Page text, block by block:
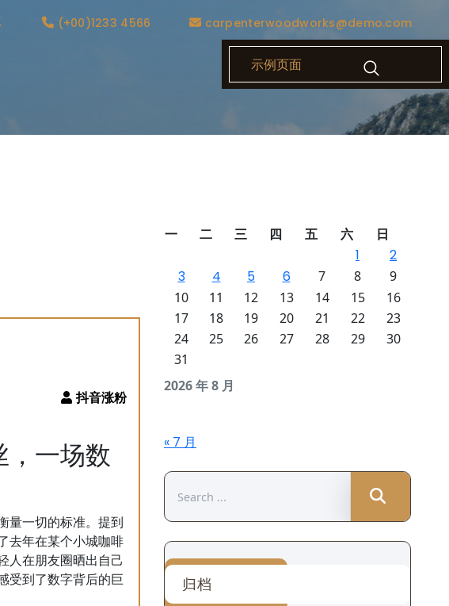
(+00)1233 4566 carpenterwoodworks@demo.com
示例页面
，一场数
量一切的标准。提到
去年在某个小城咖啡
人在朋友圈晒出自己
受到了数字背后的巨
2026 年 8 月
一 二 三 四 五 六 日
1
2
3
4 5 6 7 8
9
10
11 12 13 14 15
16
17
18 19 20 21 22
23
24
25 26 27 28 29
30
31
« 7 月
for:
归档